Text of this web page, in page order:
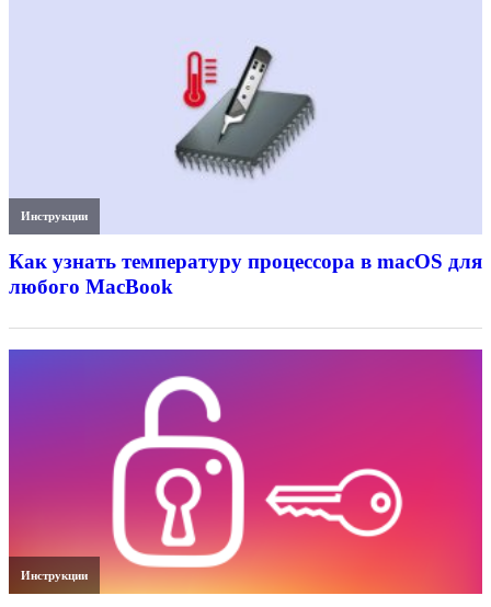
Инструкции
Как узнать температуру процессора в macOS для
любого MacBook
Инструкции